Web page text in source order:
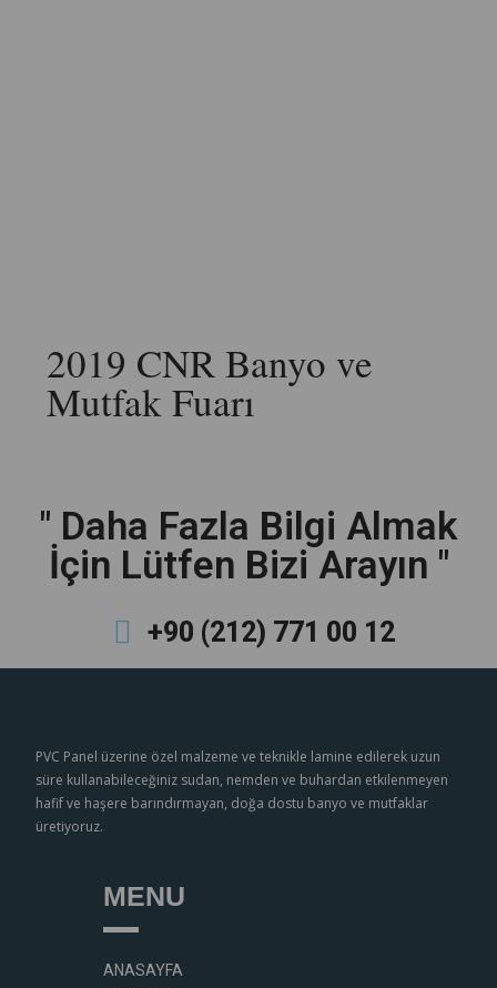
2019 CNR Banyo ve
Mutfak Fuarı
" Daha Fazla Bilgi Almak
İçin Lütfen Bizi Arayın "
+90 (212) 771 00 12
PVC Panel üzerine özel malzeme ve teknikle lamine edilerek uzun
süre kullanabileceğiniz sudan, nemden ve buhardan etkilenmeyen
hafif ve haşere barındırmayan, doğa dostu banyo ve mutfaklar
üretiyoruz.
MENU
ANASAYFA